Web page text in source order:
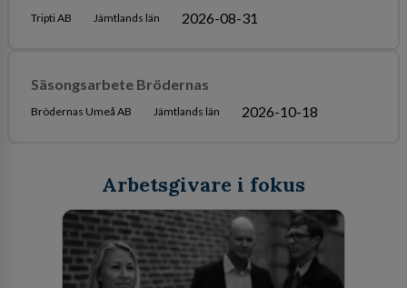
Tripti AB Jämtlands län 2026-08-31
Säsongsarbete Brödernas
Brödernas Umeå AB Jämtlands län 2026-10-18
Arbetsgivare i fokus